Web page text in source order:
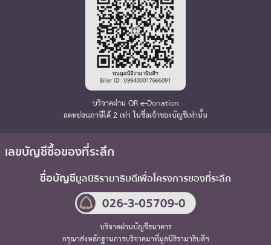
บริจาคผ่าน QR e-Donation
ลดหย่อนภาษีได้ 2 เท่า ในชื่อเจ้าของบัญชีเท่านั้น
เลขบัญชีซื้อของที่ระลึก
ชื่อบัญชีมูลนิธิรามาธิบดีเพื่อโครงการของที่ระลึก
บริจาคผ่านบัญชีธนาคาร
กรุณาส่งหลักฐานการบริจาคมาที่มูลนิธิรามาธิบดีฯ